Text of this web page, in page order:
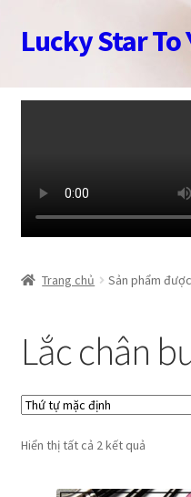
Đi
đến
hướng
Chuyển
đến
dung
Lucky Star To
Trang chủ
Cửa hàng
Tài khoản
Trang chủ Sản phẩm
Lắc chân
Hiển thị tất cả 2 kết quả